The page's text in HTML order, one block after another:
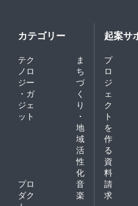
カテゴリー
テク
ノロ
ジー
・ガ
ジェ
ット
ま
ち
づ
く
り
・
地
域
活
性
化
プロ
ダク
音
楽
起案サ
プ
ロ
ジ
ェ
ク
ト
を
作
る
資
料
請
求